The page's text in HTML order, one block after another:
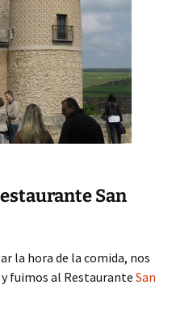
San
la hora de la comida, nos
y fuimos al Restaurante San